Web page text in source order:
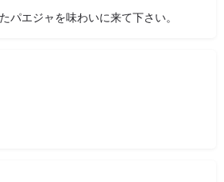
パエジャを味わいに来て下さい。